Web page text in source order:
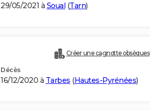
29/05/2021 à Soual (Tarn)
Créer une cagnotte obsèques
Décès
16/12/2020 à Tarbes (Hautes-Pyrénées)